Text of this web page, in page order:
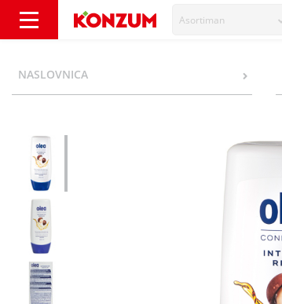
Asortiman
NASLOVNICA